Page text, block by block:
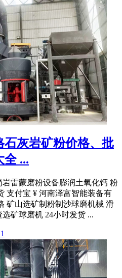
石灰岩矿粉价格、批
全 ...
雷蒙磨粉设备膨润土氧化钙 粉
支付宝 ¥ 河南泽富智能装备有
矿山选矿制粉制沙球磨机械 滑
矿球磨机 24小时发货 ...